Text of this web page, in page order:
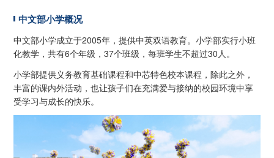
中文部小学概况
中文部小学成立于2005年，提供中英双语教育。小学部实行小班
化教学，共有6个年级，37个班级，每班学生不超过30人。
小学部提供义务教育基础课程和中芯特色校本课程，除此之外，
丰富的课内外活动，也让孩子们在充满爱与接纳的校园环境中享
受学习与成长的快乐。